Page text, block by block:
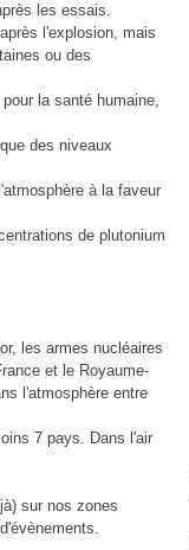
les essais.
l'explosion, mais
ou des
la santé humaine,
des niveaux
à la faveur
de plutonium
les armes nucléaires
et le Royaume-
l'atmosphère entre
7 pays. Dans l'air
sur nos zones